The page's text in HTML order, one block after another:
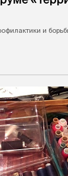
и